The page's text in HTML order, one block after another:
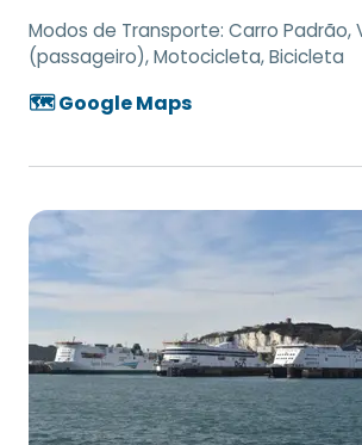
Modos de Transporte: Carro Padrão,
(passageiro), Motocicleta, Bicicleta
🗺️ Google Maps